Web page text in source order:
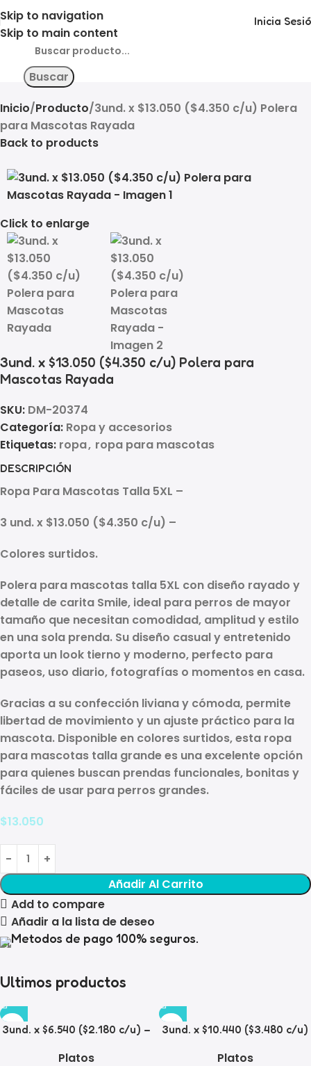
Skip to navigation
Skip to main content
Inicia
Buscar
Inicio Producto 3und. x $13.050 ($4.350 c/u) Polera
para Mascotas Rayada
Back to products
Click to enlarge
3und. x $13.050 ($4.350 c/u) Polera para
Mascotas Rayada
SKU: DM-20374
Categoría: Ropa y accesorios
Etiquetas: ropa, ropa para mascotas
DESCRIPCIÓN
Ropa Para Mascotas Talla 5XL –
3 und. x $13.050 ($4.350 c/u) –
Colores surtidos.
Polera para mascotas talla 5XL con diseño rayado y
detalle de carita Smile, ideal para perros de mayor
tamaño que necesitan comodidad, amplitud y estilo
en una sola prenda. Su diseño casual y entretenido
aporta un look tierno y moderno, perfecto para
paseos, uso diario, fotografías o momentos en casa.
Gracias a su confección liviana y cómoda, permite
libertad de movimiento y un ajuste práctico para la
mascota. Disponible en colores surtidos, esta ropa
para mascotas talla grande es una excelente opción
para quienes buscan prendas funcionales, bonitas y
fáciles de usar para perros grandes.
$13.050
Añadir Al Carrito
Add to compare
Añadir a la lista de deseo
Metodos de pago 100% seguros.
Ultimos productos
3und. x $6.540 ($2.180 c/u) –
Mascotas con Diseño
Platos
3und. x $10.440 ($3.480 c/u)
Mascotas con Bowl de Acero
Platos